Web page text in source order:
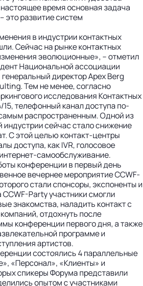
время основная задача
это развитие систем
в индустрии контактных
Сейчас на рынке контактных
эволюционные», – отметил
Национальной ассоциации
директор Apex Berg
Тем не менее, согласно
исследования Контактных
телефонный канал доступа по-
распространенным. Одной из
сейчас стало снижение
С этой целью контакт-центры
доступа, как IVR, голосовое
самообслуживание.
конференции в первый день
вечернее мероприятие CCWF-
стали спонсоры, экспоненты и
Party участники смогли
знакомства, наладить контакт с
отдохнуть после
конференции первого дня, а также
программе и
артистов.
состоялись 4 параллельные
«Персонал», «Клиенты» и
спикеры Форума представили
опытом с участниками